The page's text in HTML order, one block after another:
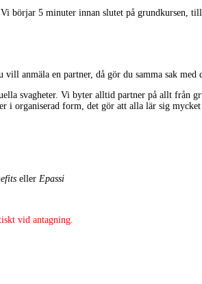
börjar 5 minuter innan slutet på grundkursen,
anmäla en partner, då gör du samma sak med
svagheter. Vi byter alltid partner på allt
i organiserad form, det gör att alla lär sig mycket
eller Epassi
vid antagning.